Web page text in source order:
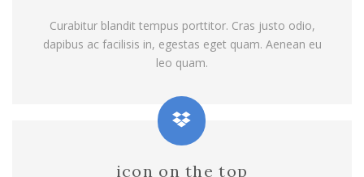
Curabitur blandit tempus porttitor. Cras justo odio,
dapibus ac facilisis in, egestas eget quam. Aenean eu
leo quam.
icon on the top